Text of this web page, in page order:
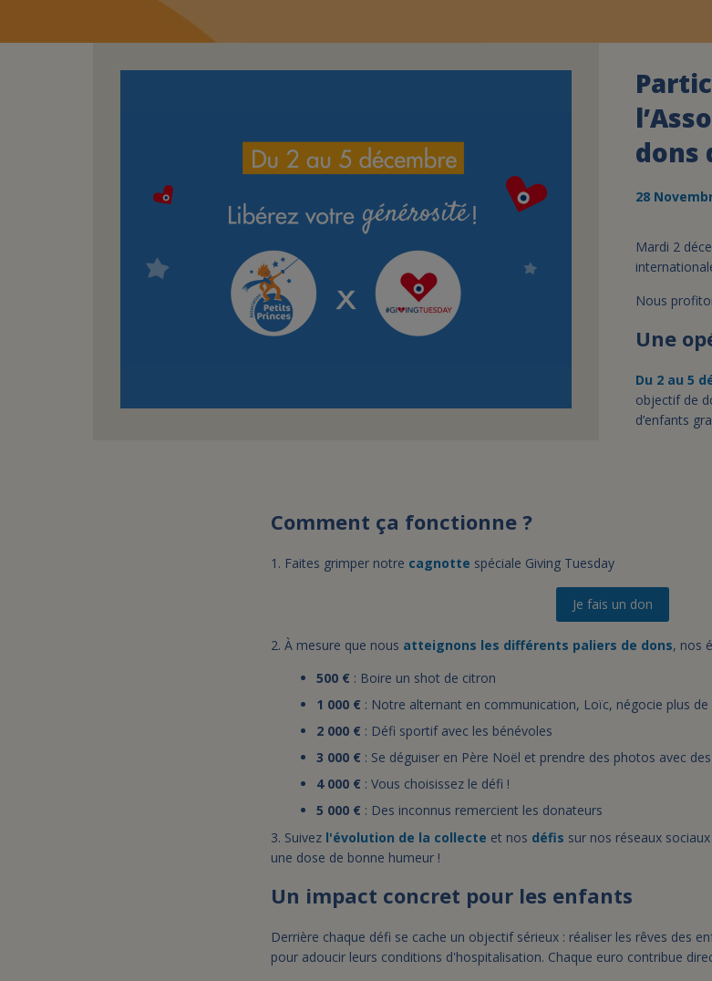
dons
28
Mardi 2
Nous
Une
Du 2 au 5
objectif de
d’enfants
Comment ça fonctionne ?
1. Faites grimper notre cagnotte spéciale Giving Tuesday
Je fais un don
2. À mesure que nous atteignons les différents paliers de dons, nos
500 € : Boire un shot de citron
1 000 € : Notre alternant en communication, Loïc, négocie plus de
2 000 € : Défi sportif avec les bénévoles
3 000 € : Se déguiser en Père Noël et prendre des photos avec
4 000 € : Vous choisissez le défi !
5 000 € : Des inconnus remercient les donateurs
3. Suivez l'évolution de la collecte et nos défis sur nos réseaux
une dose de bonne humeur !
Un impact concret pour les enfants
Derrière chaque défi se cache un objectif sérieux : réaliser les rêves des
pour adoucir leurs conditions d'hospitalisation. Chaque euro contribue